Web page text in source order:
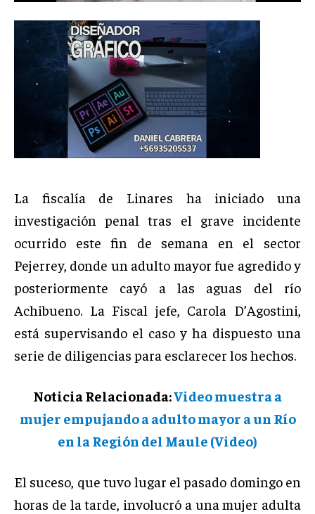
La fiscalía de Linares ha iniciado una
investigación penal tras el grave incidente
ocurrido este fin de semana en el sector
Pejerrey, donde un adulto mayor fue agredido y
posteriormente cayó a las aguas del río
Achibueno. La Fiscal jefe, Carola D’Agostini,
está supervisando el caso y ha dispuesto una
serie de diligencias para esclarecer los hechos.
Noticia Relacionada:Video muestra a
mujer empujando a adulto mayor a un Río
en la Región del Maule (Video)
El suceso, que tuvo lugar el pasado domingo en
horas de la tarde, involucró a una mujer adulta